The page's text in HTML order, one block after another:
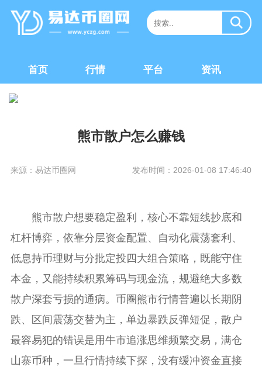
首页 行情 平台 资讯
熊市散户怎么赚钱
来源：易达币圈网 发布时间：2026-01-08 17:46:40
熊市散户想要稳定盈利，核心不靠短线抄底和
杠杆博弈，依靠分层资金配置、自动化震荡套利、
低息持币理财与分批定投四大组合策略，既能守住
本金，又能持续积累筹码与现金流，规避绝大多数
散户深套亏损的通病。币圈熊市行情普遍以长期阴
跌、区间震荡交替为主，单边暴跌反弹短促，散户
最容易犯的错误是用牛市追涨思维频繁交易，满仓
山寨币种，一旦行情持续下探，没有缓冲资金直接